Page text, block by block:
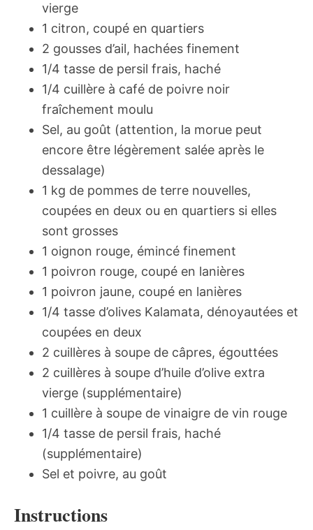
vierge
1 citron, coupé en quartiers
2 gousses d’ail, hachées finement
1/4 tasse de persil frais, haché
1/4 cuillère à café de poivre noir
fraîchement moulu
Sel, au goût (attention, la morue peut
encore être légèrement salée après le
dessalage)
1 kg de pommes de terre nouvelles,
coupées en deux ou en quartiers si elles
sont grosses
1 oignon rouge, émincé finement
1 poivron rouge, coupé en lanières
1 poivron jaune, coupé en lanières
1/4 tasse d’olives Kalamata, dénoyautées et
coupées en deux
2 cuillères à soupe de câpres, égouttées
2 cuillères à soupe d’huile d’olive extra
vierge (supplémentaire)
1 cuillère à soupe de vinaigre de vin rouge
1/4 tasse de persil frais, haché
(supplémentaire)
Sel et poivre, au goût
Instructions